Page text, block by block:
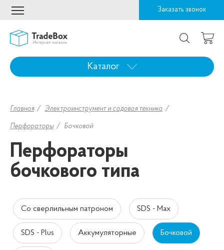
Заказать звонок
Каталог
Главная Электроинструмент и садовая техника
Перфораторы Бочковой
Перфораторы
бочкового типа
Со сверлильным патроном SDS - Max
SDS - Plus Аккумуляторные Бочковой